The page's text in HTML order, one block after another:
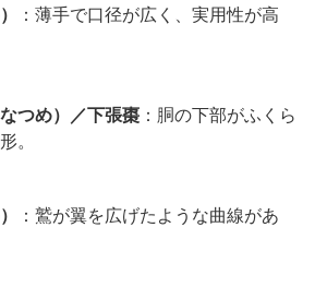
：薄手で口径が広く、実用性が高
つめ）／下張棗 ：胴の下部がふくら
。
：鷲が翼を広げたような曲線があ